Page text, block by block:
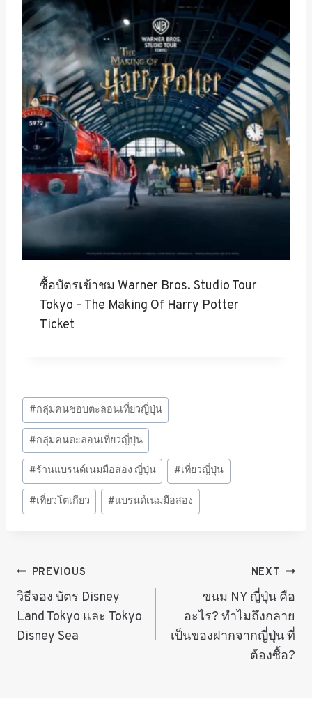
ซื้อบัตรเข้าชม Warner Bros. Studio Tour
Tokyo – The Making Of Harry Potter
Ticket
Post
Tags:
#กลุ่มคนชอบตะลอนเที่ยวญี่ปุ่น
#กลุ่มคนตะลอนเที่ยวญี่ปุ่น
#ร้านแบรนด์เนมมือสอง ญี่ปุ่น #เที่ยวญี่ปุ่น
#เที่ยวโตเกียว #แบรนด์เนมมือสอง
แนะแนว
เรื่อง
PREVIOUS
วิธีจอง บัตร Disney
Land Tokyo และ Tokyo
Disney Sea
NEXT
ขนม NY ญี่ปุ่น คือ
อะไร? ทำไมถึงกลาย
เป็นของฝากจากญี่ปุ่น ที่
ต้องซื้อ?